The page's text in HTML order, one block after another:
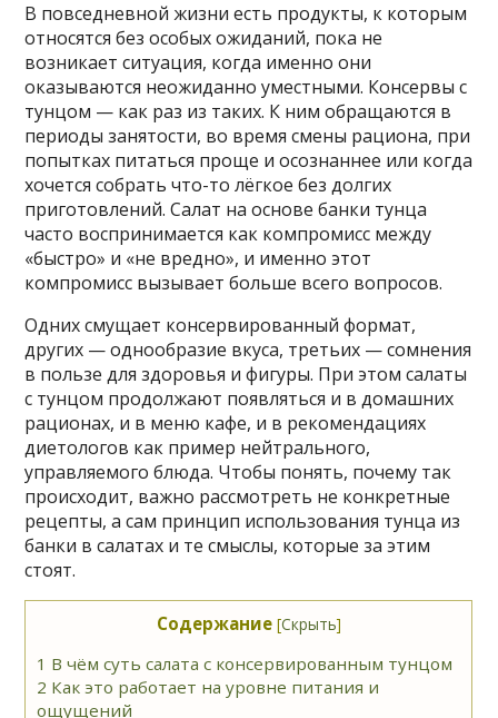
В повседневной жизни есть продукты, к которым
относятся без особых ожиданий, пока не
возникает ситуация, когда именно они
оказываются неожиданно уместными. Консервы с
тунцом — как раз из таких. К ним обращаются в
периоды занятости, во время смены рациона, при
попытках питаться проще и осознаннее или когда
хочется собрать что-то лёгкое без долгих
приготовлений. Салат на основе банки тунца
часто воспринимается как компромисс между
«быстро» и «не вредно», и именно этот
компромисс вызывает больше всего вопросов.
Одних смущает консервированный формат,
других — однообразие вкуса, третьих — сомнения
в пользе для здоровья и фигуры. При этом салаты
с тунцом продолжают появляться и в домашних
рационах, и в меню кафе, и в рекомендациях
диетологов как пример нейтрального,
управляемого блюда. Чтобы понять, почему так
происходит, важно рассмотреть не конкретные
рецепты, а сам принцип использования тунца из
банки в салатах и те смыслы, которые за этим
стоят.
Содержание [Скрыть]
1 В чём суть салата с консервированным тунцом
2 Как это работает на уровне питания и
ощущений